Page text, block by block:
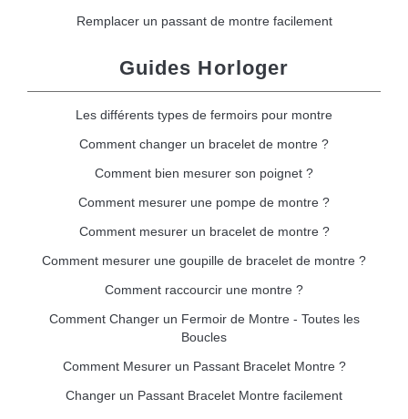
Remplacer un passant de montre facilement
Guides Horloger
Les différents types de fermoirs pour montre
Comment changer un bracelet de montre ?
Comment bien mesurer son poignet ?
Comment mesurer une pompe de montre ?
Comment mesurer un bracelet de montre ?
Comment mesurer une goupille de bracelet de montre ?
Comment raccourcir une montre ?
Comment Changer un Fermoir de Montre - Toutes les
Boucles
Comment Mesurer un Passant Bracelet Montre ?
Changer un Passant Bracelet Montre facilement